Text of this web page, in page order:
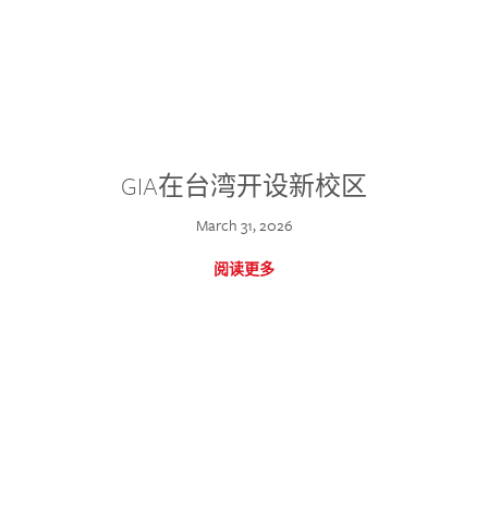
GIA在台湾开设新校区
March 31, 2026
阅读更多